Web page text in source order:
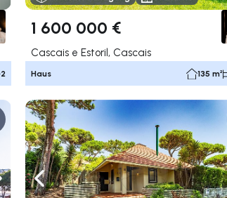
2
1 600 000 €
Cascais e Estoril, Cascais
Haus 135 m²
rechts navigieren
Nach links navigieren